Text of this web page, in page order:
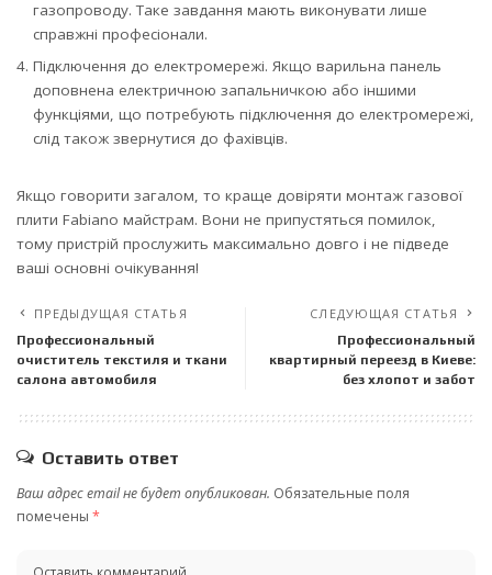
газопроводу. Таке завдання мають виконувати лише
справжні професіонали.
Підключення до електромережі. Якщо варильна панель
доповнена електричною запальничкою або іншими
функціями, що потребують підключення до електромережі,
слід також звернутися до фахівців.
Якщо говорити загалом, то краще довіряти монтаж газової
плити Fabiano майстрам. Вони не припустяться помилок,
тому пристрій прослужить максимально довго і не підведе
ваші основні очікування!
ПРЕДЫДУЩАЯ СТАТЬЯ
Профессиональный
очиститель текстиля и ткани
салона автомобиля
СЛЕДУЮЩАЯ СТАТЬЯ
Профессиональный
квартирный переезд в Киеве:
без хлопот и забот
Оставить ответ
Ваш адрес email не будет опубликован. Обязательные поля
помечены *